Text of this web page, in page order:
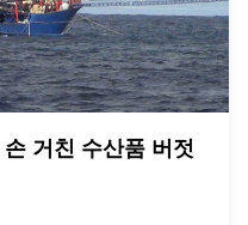
거친 수산품 버젓